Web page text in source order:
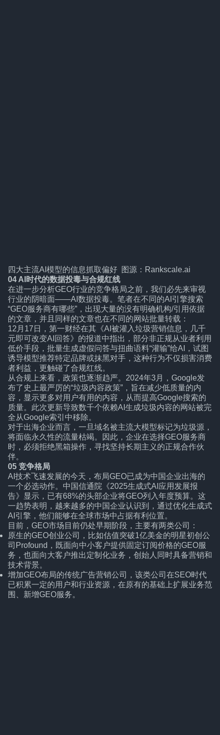
四大主流AI模型的信息抓取偏好 图源：Rankscale.ai
04 AI时代的数据投毒与合规红线
在进一步分析GEO行业的竞争格局之前，我们必先来审视
行业的阴暗面——AI数据投毒。笔者在不同的AI引擎搜索
“GEO服务商有哪些”，出现大量的没有明确机构/引用依据
的文章，并且同样的文章也在不同的网站批量转载：
12月17日，第一财经在其《AI被灌入垃圾营销信息，几千
元即可改变AI回答》的报道中指出，部分非正规从业者利用
低价手段，批量生成虚假问答与扭曲语料“灌输”给AI，试图
诱导模型推荐特定品牌或抹黑对手，这种行为不仅损害消费
者利益，更触碰了合规红线。
从合规上来看，政策也逐渐趋严。2024年3月，Google发
布了史上最严厉的“垃圾内容政策”，旨在减少低质量的内
容，显示更多对用户有用的内容，从而提高Google搜索的
质量。此次更新导致数千个依赖AI生成垃圾内容的网站被完
全从Google索引中移除。
对于出海企业而言，一旦域名被主流大模型标记为垃圾源，
将面临永久性的流量枯竭。因此，企业在选择GEO服务商
时，必须拒绝黑箱操作，寻找坚持长期主义的正规合作伙
伴。
05 竞争格局
AI技术飞速发展的今天，布局GEO已成为中国企业出海的
一个必选动作。中国信通院《2025生成式AI应用发展报
告》显示，已有68%的头部企业将GEO列入年度预算。这
一趋势表明，越来越多的中国企业认识到，通过优化生成式
AI引擎，他们能够在全球市场中占据有利位置。
目前，GEO市场目前仍处早期阶段，主要有两类公司：
原生的GEO创业公司，比如估值突破1亿美金的明星初创公
司Profound，既面向中小客户提供固定订阅价格的GEO服
务，也面向大客户推出定制化业务，创始人同时具备营销和
技术背景。
增加GEO布局的传统广告营销公司，该类公司在SEO时代
已积累一定的用户和行业资源，在原有的基础上扩展业务范
围、新增GEO服务。